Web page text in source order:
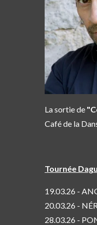
La sortie de
Café de la
Tournée
19.03.26 -
20.03.26 -
28.03.26 -